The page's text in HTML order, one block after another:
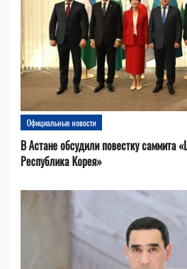
Официальные новости
В Астане обсудили повестку саммита
Республика Корея»